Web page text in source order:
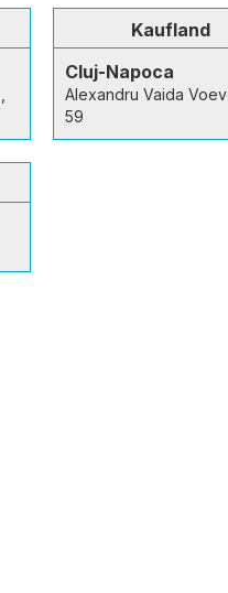
Kaufland
Cluj-Napoca
Alexandru Vaida
59